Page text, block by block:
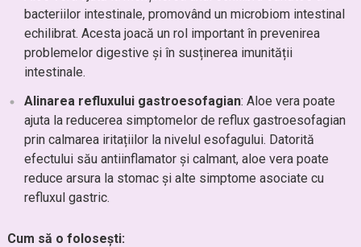
bacteriilor intestinale, promovând un microbiom intestinal
echilibrat. Acesta joacă un rol important în prevenirea
problemelor digestive și în susținerea imunității
intestinale.
Alinarea refluxului gastroesofagian: Aloe vera poate
ajuta la reducerea simptomelor de reflux gastroesofagian
prin calmarea iritațiilor la nivelul esofagului. Datorită
efectului său antiinflamator și calmant, aloe vera poate
reduce arsura la stomac și alte simptome asociate cu
refluxul gastric.
Cum să o folosești: